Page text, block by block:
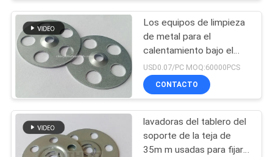
Pernos de la
soldadura de perno
prisionero
209
Los equipos de limpieza
de metal para el
calentamiento bajo el
suelo 36 mm - 100 PK
USD0.07/PC MOQ:60000PCS
CONTACTO
lavadoras del tablero del
soporte de la teja de
35m m usadas para fijar